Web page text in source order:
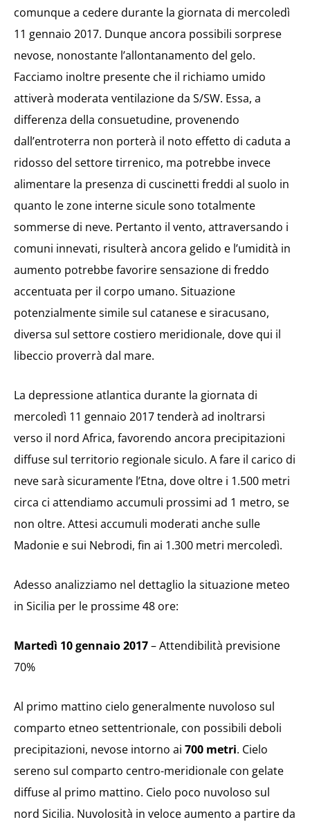
comunque a cedere durante la giornata di mercoledì
11 gennaio 2017. Dunque ancora possibili sorprese
nevose, nonostante l’allontanamento del gelo.
Facciamo inoltre presente che il richiamo umido
attiverà moderata ventilazione da S/SW. Essa, a
differenza della consuetudine, provenendo
dall’entroterra non porterà il noto effetto di caduta a
ridosso del settore tirrenico, ma potrebbe invece
alimentare la presenza di cuscinetti freddi al suolo in
quanto le zone interne sicule sono totalmente
sommerse di neve. Pertanto il vento, attraversando i
comuni innevati, risulterà ancora gelido e l’umidità in
aumento potrebbe favorire sensazione di freddo
accentuata per il corpo umano. Situazione
potenzialmente simile sul catanese e siracusano,
diversa sul settore costiero meridionale, dove qui il
libeccio proverrà dal mare.
La depressione atlantica durante la giornata di
mercoledì 11 gennaio 2017 tenderà ad inoltrarsi
verso il nord Africa, favorendo ancora precipitazioni
diffuse sul territorio regionale siculo. A fare il carico di
neve sarà sicuramente l’Etna, dove oltre i 1.500 metri
circa ci attendiamo accumuli prossimi ad 1 metro, se
non oltre. Attesi accumuli moderati anche sulle
Madonie e sui Nebrodi, fin ai 1.300 metri mercoledì.
Adesso analizziamo nel dettaglio la situazione meteo
in Sicilia per le prossime 48 ore:
Martedì 10 gennaio 2017– Attendibilità previsione
70%
Al primo mattino cielo generalmente nuvoloso sul
comparto etneo settentrionale, con possibili deboli
precipitazioni, nevose intorno ai 700 metri. Cielo
sereno sul comparto centro-meridionale con gelate
diffuse al primo mattino. Cielo poco nuvoloso sul
nord Sicilia. Nuvolosità in veloce aumento a partire da